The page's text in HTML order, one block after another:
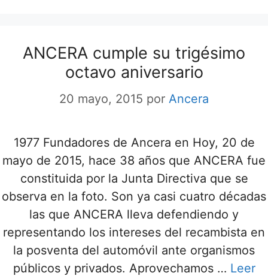
ANCERA cumple su trigésimo
octavo aniversario
20 mayo, 2015 por Ancera
1977 Fundadores de Ancera en Hoy, 20 de
mayo de 2015, hace 38 años que ANCERA fue
constituida por la Junta Directiva que se
observa en la foto. Son ya casi cuatro décadas
las que ANCERA lleva defendiendo y
representando los intereses del recambista en
la posventa del automóvil ante organismos
públicos y privados. Aprovechamos … Leer